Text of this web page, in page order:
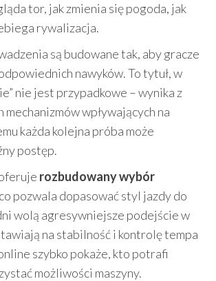
tor, jak zmienia się pogoda, jak
rywalizacja.
są budowane tak, aby gracze
nawyków. To tytuł, w
nie jest przypadkowe – wynika z
wpływających na
każda kolejna próba może
postęp.
rozbudowany wybór
pozwala dopasować styl jazdy do
wolą agresywniejsze podejście w
na stabilność i kontrolę tempa
szybko pokaże, kto potrafi
możliwości maszyny.